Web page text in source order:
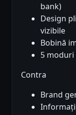
bank)
Design
vizibile
Bobină
5 moduri
Contra
Brand